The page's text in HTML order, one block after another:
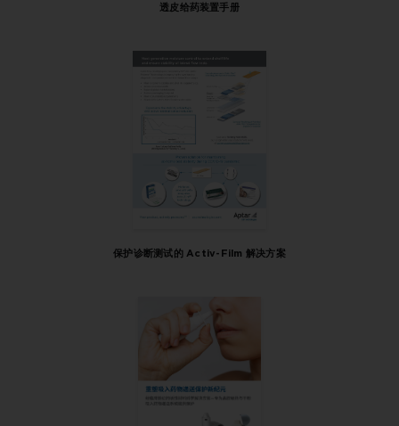
透皮给药装置手册
保护诊断测试的 Activ-Film 解决方案